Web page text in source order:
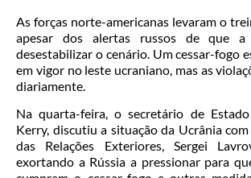
As forças norte-americanas levaram o
apesar dos alertas russos de que a
desestabilizar o cenário. Um cessar-fogo
em vigor no leste ucraniano, mas as
diariamente.
Na quarta-feira, o secretário de
Kerry, discutiu a situação da Ucrânia
das Relações Exteriores, Sergei
exortando a Rússia a pressionar para